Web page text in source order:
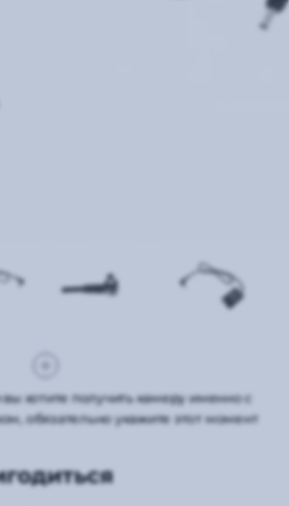
хотите получить камеру именно с
обязательно укажите этот момент